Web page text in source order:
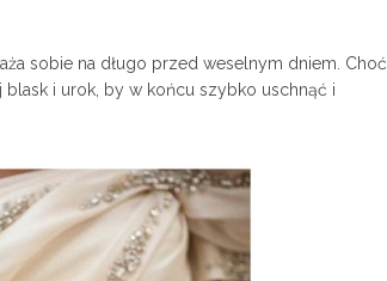
sobie na długo przed weselnym dniem. Choć
i urok, by w końcu szybko uschnąć i